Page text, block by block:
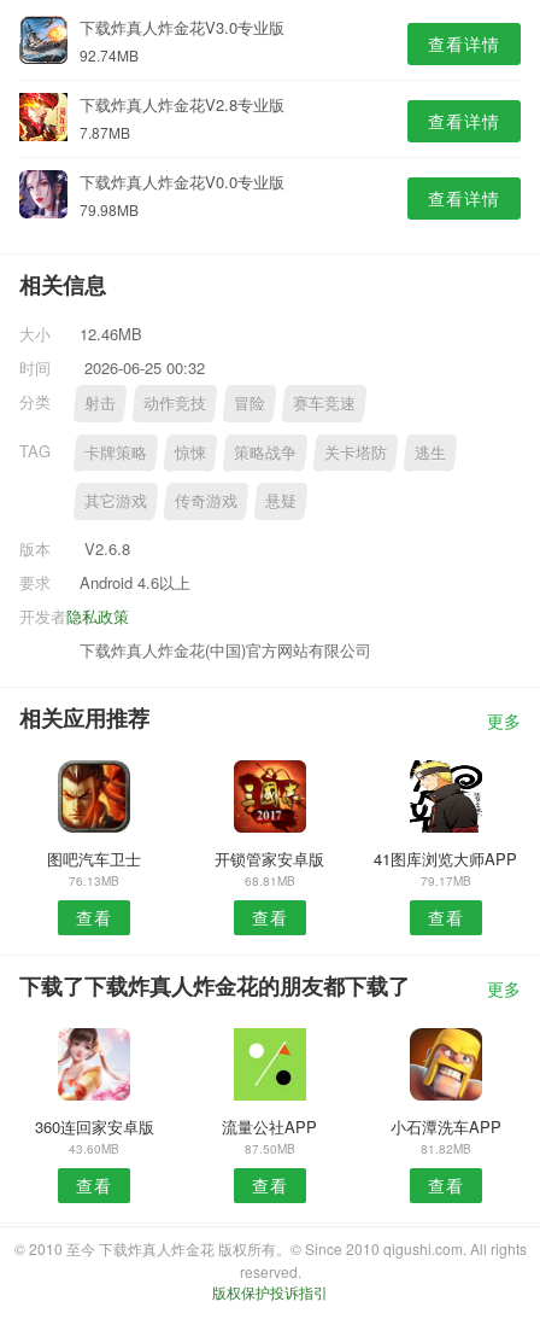
下载炸真人炸金花V3.0专业版
92.74MB 查看详情
下载炸真人炸金花V2.8专业版
7.87MB 查看详情
下载炸真人炸金花V0.0专业版
79.98MB 查看详情
相关信息
大小
12.46MB
时间
2026-06-25 00:32
分类
射击 动作竞技 冒险 赛车竞速
TAG 卡牌策略 惊悚 策略战争 关卡塔防 逃生
其它游戏 传奇游戏 悬疑
版本
V2.6.8
要求
Android 4.6以上
隐私政策
开发者
下载炸真人炸金花(中国)官方网站有限公司
相关应用推荐 更多
图吧汽车卫士
76.13MB
查看
开锁管家安卓版
68.81MB
查看
41图库浏览大师APP
79.17MB
查看
下载了下载炸真人炸金花的朋友都下载了 更多
360连回家安卓版
43.60MB
查看
流量公社APP
87.50MB
查看
小石潭洗车APP
81.82MB
查看
© 2010 至今 下载炸真人炸金花 版权所有。© Since 2010 qigushi.com. All rights
reserved.
版权保护投诉指引